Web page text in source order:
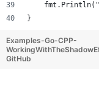
}
Examples-Go-CPP-
GitHub